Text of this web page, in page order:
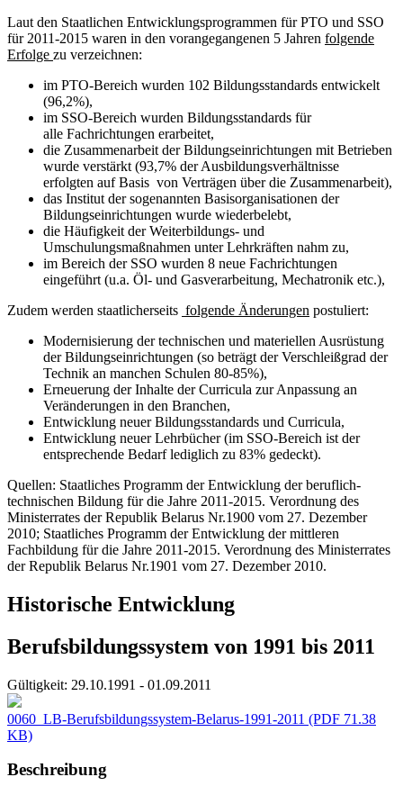
Laut den Staatlichen Entwicklungsprogrammen für PTO und SSO
für 2011-2015 waren in den vorangegangenen 5 Jahren folgende
Erfolge zu verzeichnen:
im PTO-Bereich wurden 102 Bildungsstandards entwickelt
(96,2%),
im SSO-Bereich wurden Bildungsstandards für
alle Fachrichtungen erarbeitet,
die Zusammenarbeit der Bildungseinrichtungen mit Betrieben
wurde verstärkt (93,7% der Ausbildungsverhältnisse
erfolgten auf Basis von Verträgen über die Zusammenarbeit),
das Institut der sogenannten Basisorganisationen der
Bildungseinrichtungen wurde wiederbelebt,
die Häufigkeit der Weiterbildungs- und
Umschulungsmaßnahmen unter Lehrkräften nahm zu,
im Bereich der SSO wurden 8 neue Fachrichtungen
eingeführt (u.a. Öl- und Gasverarbeitung, Mechatronik etc.),
Zudem werden staatlicherseits folgende Änderungen postuliert:
Modernisierung der technischen und materiellen Ausrüstung
der Bildungseinrichtungen (so beträgt der Verschleißgrad der
Technik an manchen Schulen 80-85%),
Erneuerung der Inhalte der Curricula zur Anpassung an
Veränderungen in den Branchen,
Entwicklung neuer Bildungsstandards und Curricula,
Entwicklung neuer Lehrbücher (im SSO-Bereich ist der
entsprechende Bedarf lediglich zu 83% gedeckt).
Quellen: Staatliches Programm der Entwicklung der beruflich-
technischen Bildung für die Jahre 2011-2015. Verordnung des
Ministerrates der Republik Belarus Nr.1900 vom 27. Dezember
2010; Staatliches Programm der Entwicklung der mittleren
Fachbildung für die Jahre 2011-2015. Verordnung des Ministerrates
der Republik Belarus Nr.1901 vom 27. Dezember 2010.
Historische Entwicklung
Berufsbildungssystem von 1991 bis 2011
Gültigkeit: 29.10.1991 - 01.09.2011
0060_LB-Berufsbildungssystem-Belarus-1991-2011 (PDF 71.38
KB)
Beschreibung